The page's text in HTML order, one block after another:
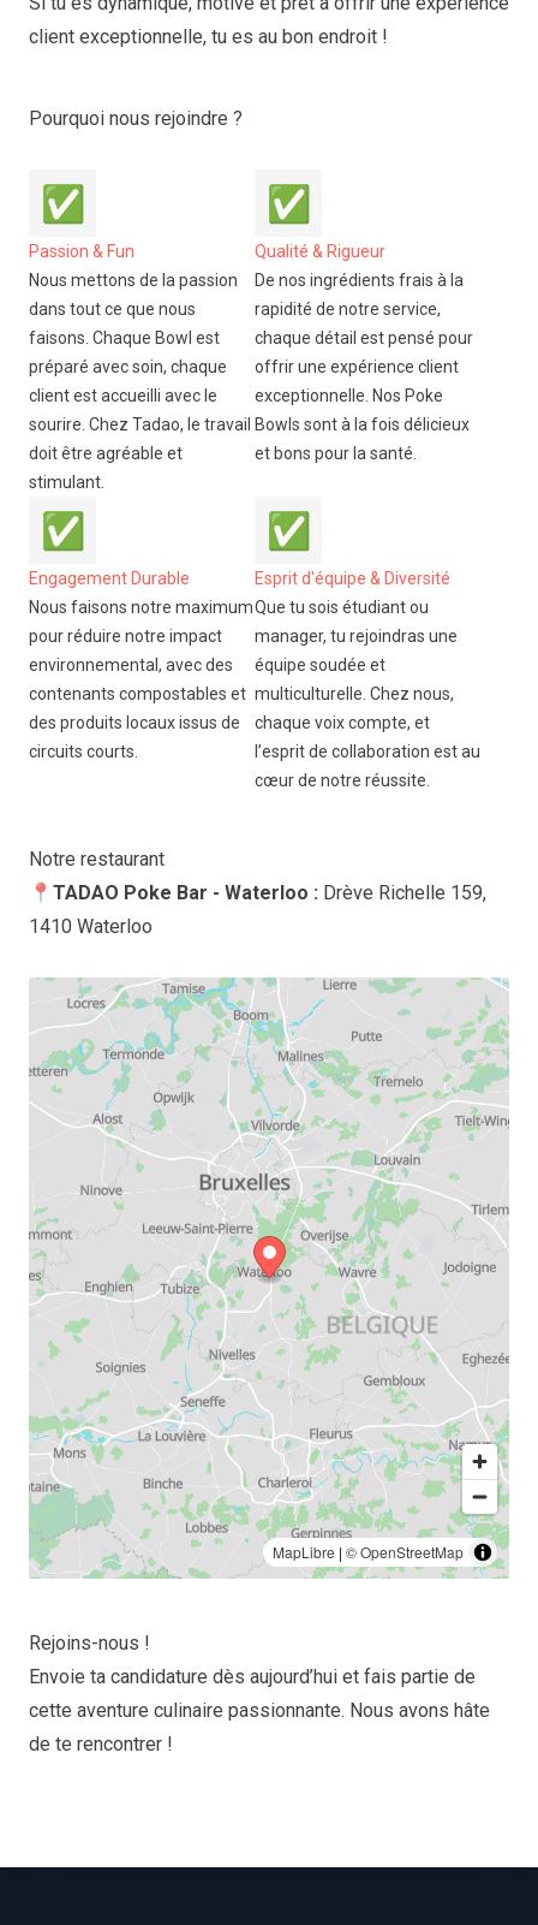
client exceptionnelle, tu es au bon endroit !
Pourquoi nous rejoindre ?
✅
Passion & Fun
Nous mettons de la passion
dans tout ce que nous
faisons. Chaque Bowl est
préparé avec soin, chaque
client est accueilli avec le
sourire. Chez Tadao, le travail
doit être agréable et
stimulant.
✅
Qualité & Rigueur
De nos ingrédients frais à la
rapidité de notre service,
chaque détail est pensé pour
offrir une expérience client
exceptionnelle. Nos Poke
Bowls sont à la fois délicieux
et bons pour la santé.
✅
Engagement Durable
Nous faisons notre maximum
pour réduire notre impact
environnemental, avec des
contenants compostables et
des produits locaux issus de
circuits courts.
✅
Esprit d'équipe & Diversité
Que tu sois étudiant ou
manager, tu rejoindras une
équipe soudée et
multiculturelle. Chez nous,
chaque voix compte, et
l’esprit de collaboration est au
cœur de notre réussite.
Notre restaurant
📍TADAO Poke Bar - Waterloo : Drève Richelle 159,
1410 Waterloo
MapLibre | © OpenStreetMap
Rejoins-nous !
Envoie ta candidature dès aujourd’hui et fais partie de
cette aventure culinaire passionnante. Nous avons hâte
de te rencontrer !